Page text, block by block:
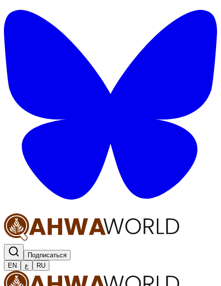
Подписаться
EN
ع RU